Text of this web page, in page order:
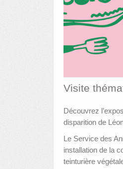
Visite
Découvrez
disparition de
Le Service des
installation de la
teinturière